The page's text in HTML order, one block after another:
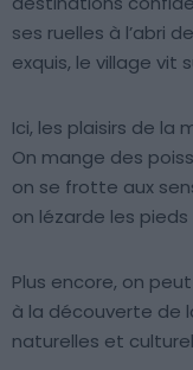
ses ruelles à l’abri
exquis, le village vit
Ici, les plaisirs de la
On mange des
on se frotte aux
on lézarde les
Plus encore, on
à la découverte de
naturelles et